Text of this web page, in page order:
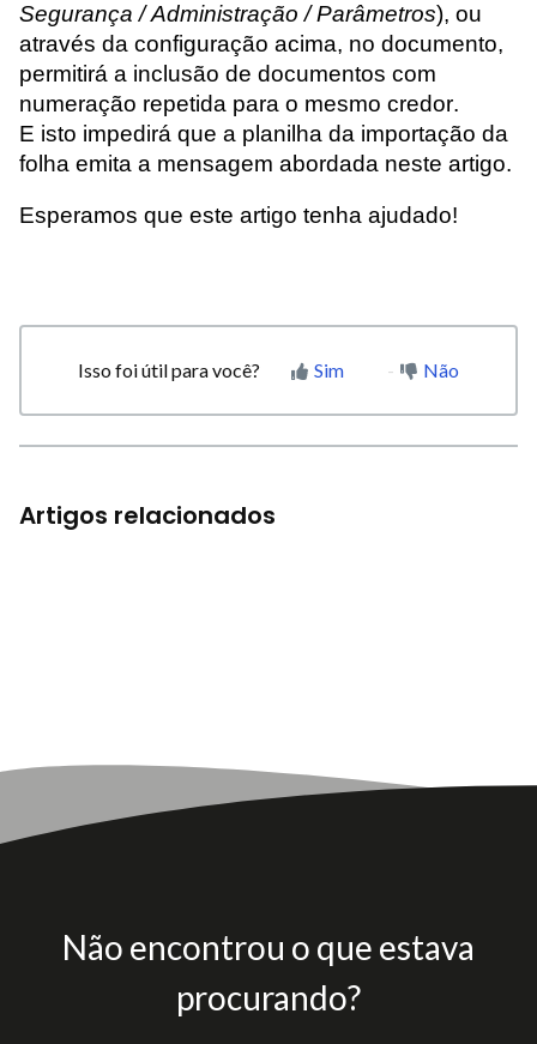
Segurança / Administração / Parâmetros), ou
através da configuração acima, no documento,
permitirá a inclusão de documentos com
numeração repetida para o mesmo credor.
E isto impedirá que a planilha da importação da
folha emita a mensagem abordada neste artigo.
Esperamos que este artigo tenha ajudado!
Isso foi útil para você? Sim Não
Artigos relacionados
Não encontrou o que estava
procurando?